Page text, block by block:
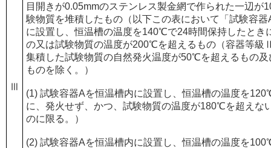
Ⅲ
目開きが0.05mmのステンレス製金網で作られた一辺が
験物質を堆積したもの（以下この表において「試験容
に設置し、恒温槽の温度を140℃で24時間保持したとき
の又は試験物質の温度が200℃を超えるもの（容器等級
集積した試験物質の自然発火温度が50℃を超えるもの
ものを除く。）
(1) 試験容器Aを恒温槽内に設置し、恒温槽の温度を
に、発火せず、かつ、試験物質の温度が180℃を超えな
のに限る。）
(2) 試験容器Aを恒温槽内に設置し、恒温槽の温度を